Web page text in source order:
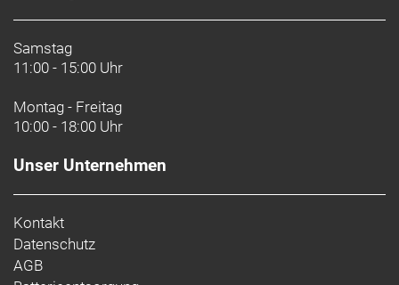
Samstag
11:00 - 15:00 Uhr
Montag - Freitag
10:00 - 18:00 Uhr
Unser Unternehmen
Kontakt
Datenschutz
AGB